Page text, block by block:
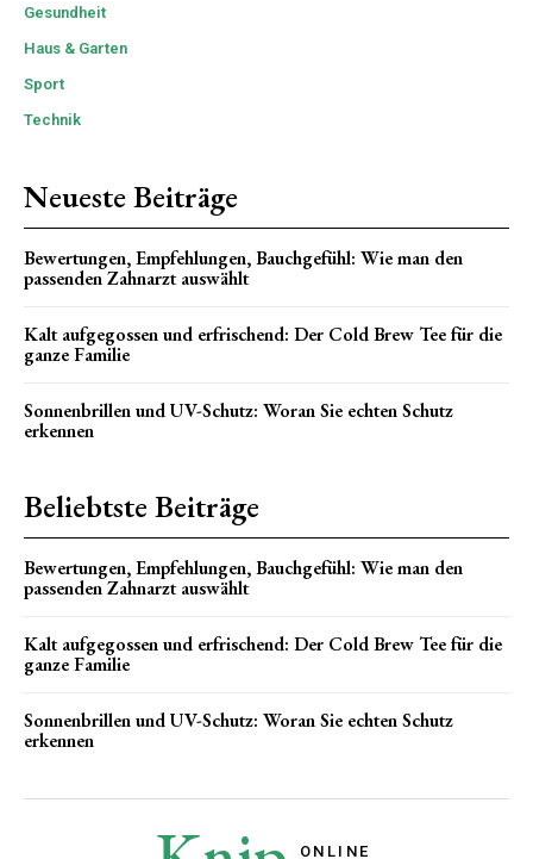
Gesundheit
Haus & Garten
Sport
Technik
Neueste Beiträge
Bewertungen, Empfehlungen, Bauchgefühl: Wie man den
passenden Zahnarzt auswählt
Kalt aufgegossen und erfrischend: Der Cold Brew Tee für die
ganze Familie
Sonnenbrillen und UV-Schutz: Woran Sie echten Schutz
erkennen
Beliebtste Beiträge
Bewertungen, Empfehlungen, Bauchgefühl: Wie man den
passenden Zahnarzt auswählt
Kalt aufgegossen und erfrischend: Der Cold Brew Tee für die
ganze Familie
Sonnenbrillen und UV-Schutz: Woran Sie echten Schutz
erkennen
ONLINE